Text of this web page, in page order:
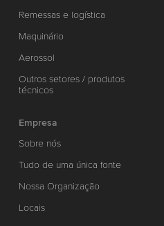
Remessas e logística
Maquinário
Aerossol
Outros setores / produtos
técnicos
Empresa
Sobre nós
Tudo de uma única fonte
Nossa Organização
Locais